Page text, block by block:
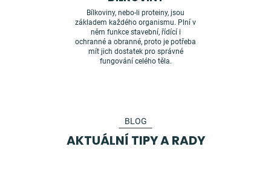
Bílkoviny, nebo-li proteiny, jsou
základem každého organismu. Plní v
něm funkce stavební, řídící i
ochranné a obranné, proto je potřeba
mít jich dostatek pro správné
fungování celého těla.
BLOG
AKTUÁLNÍ TIPY A RADY